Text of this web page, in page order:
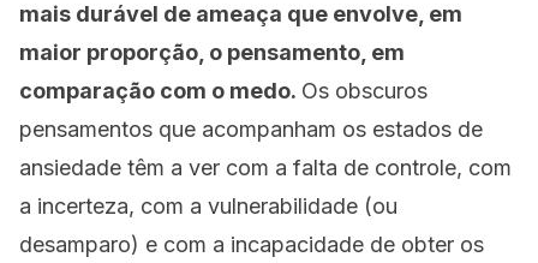
mais durável de ameaça que envolve, em
maior proporção, o pensamento, em
comparação com o medo. Os obscuros
pensamentos que acompanham os estados de
ansiedade têm a ver com a falta de controle, com
a incerteza, com a vulnerabilidade (ou
desamparo) e com a incapacidade de obter os